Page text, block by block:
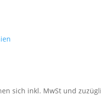
sich inkl. MwSt und